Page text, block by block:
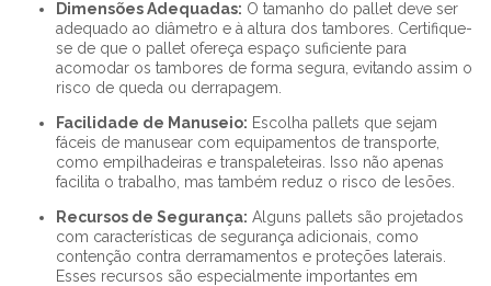
Dimensões Adequadas: O tamanho do pallet deve ser
adequado ao diâmetro e à altura dos tambores. Certifique-
se de que o pallet ofereça espaço suficiente para
acomodar os tambores de forma segura, evitando assim o
risco de queda ou derrapagem.
Facilidade de Manuseio: Escolha pallets que sejam
fáceis de manusear com equipamentos de transporte,
como empilhadeiras e transpaleteiras. Isso não apenas
facilita o trabalho, mas também reduz o risco de lesões.
Recursos de Segurança: Alguns pallets são projetados
com características de segurança adicionais, como
contenção contra derramamentos e proteções laterais.
Esses recursos são especialmente importantes em